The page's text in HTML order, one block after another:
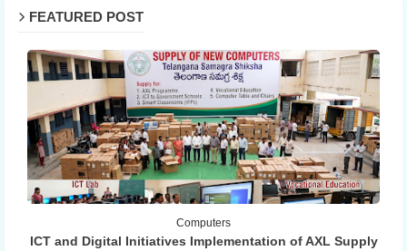
FEATURED POST
Computers
ICT and Digital Initiatives Implementation of AXL Supply